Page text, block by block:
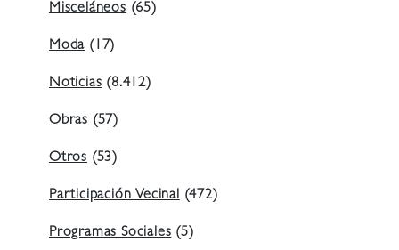
Misceláneos (65)
Moda (17)
Noticias (8.412)
Obras (57)
Otros (53)
Participación Vecinal (472)
Programas Sociales (5)